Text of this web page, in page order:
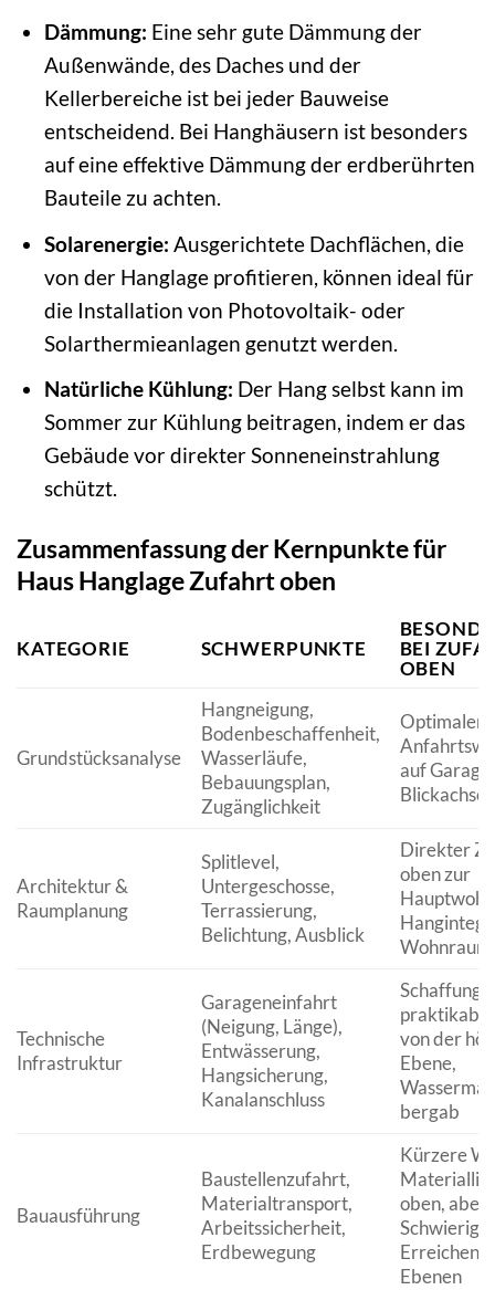
Dämmung: Eine sehr gute Dämmung der
Außenwände, des Daches und der
Kellerbereiche ist bei jeder Bauweise
entscheidend. Bei Hanghäusern ist besonders
auf eine effektive Dämmung der erdberührten
Bauteile zu achten.
Solarenergie: Ausgerichtete Dachflächen, die
von der Hanglage profitieren, können ideal für
die Installation von Photovoltaik- oder
Solarthermieanlagen genutzt werden.
Natürliche Kühlung: Der Hang selbst kann im
Sommer zur Kühlung beitragen, indem er das
Gebäude vor direkter Sonneneinstrahlung
schützt.
Zusammenfassung der Kernpunkte für
Haus Hanglage Zufahrt oben
KATEGORIE SCHWERPUNKTE
BEI
OBEN
Grundstücksanalyse
Hangneigung,
Bodenbeschaffenheit,
Wasserläufe,
Bebauungsplan,
Zugänglichkeit
Optimaler
auf
Blickachsen
Architektur &
Raumplanung
Splitlevel,
Untergeschosse,
Terrassierung,
Belichtung, Ausblick
Direkter
oben zur
Technische
Infrastruktur
Garageneinfahrt
(Neigung, Länge),
Entwässerung,
Hangsicherung,
Kanalanschluss
Schaffung
von der
Ebene,
bergab
Bauausführung
Baustellenzufahrt,
Materialtransport,
Arbeitssicherheit,
Erdbewegung
Kürzere
oben, aber
Erreichen
Ebenen